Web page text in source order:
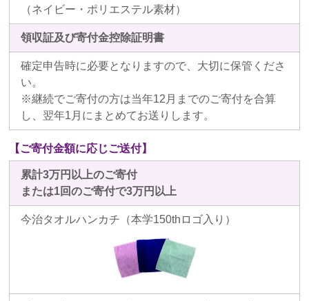
（ネイビー・ポリエステル素材）
領収証及び寄付金控除証明書
確定申告時に必要となりますので、大切に保管くださ
い。
※継続でご寄付の方は当年12月までのご寄付を合算
し、翌年1月にまとめてお送りします。
【ご寄付金額に応じご送付】
累計3万円以上のご寄付
または1回のご寄付で3万円以上
今治タオルハンカチ（本学150thロゴ入り）